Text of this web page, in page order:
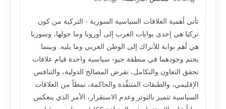
تأتي أهمية العلاقات السياسية السورية - التركية من كون
تركيا هي إحدى بوابات العرب إلى أوروبا وما حولها، وسوريا
هي أهم بوابة للأتراك إلى الوطن العربي وما يليه. وبينما
يحتم وجودهما في منطقة جيو- سياسية واحدة قيام علاقات
تحقق التعاون والتكامل، تفرض المصالح الدولية، والتنافس
الإقليمي، والطبقات المتنفِّذة والحاكمة، نمطاً من العلاقات
السياسية تتميز بالتوتر وعدم الاستقرار، الأمر الذي ينعكس